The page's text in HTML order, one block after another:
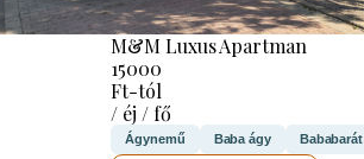
M&M Luxus Apartman
15000
Ft-tól
/ éj / fő
Ágynemű Baba ágy Bababarát